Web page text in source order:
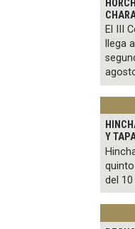
El III
llega
Y
del